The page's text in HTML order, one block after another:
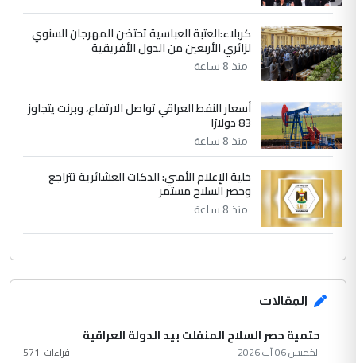
كربلاء:العتبة العباسية تحتضن المهرجان السنوي
لزائري الأربعين من الدول الأفريقية
منذ 8 ساعة
أسعار النفط العراقي تواصل الارتفاع، وبرنت يتجاوز
83 دولارًا
منذ 8 ساعة
خلية الإعلام الأمني: الدكات العشائرية تتراجع
وحصر السلاح مستمر
منذ 8 ساعة
المقالات
حتمية حصر السلاح المنفلت بيد الدولة العراقية
الخميس 06 آب 2026 قراءات :571